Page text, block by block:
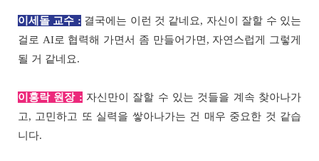
이세돌 교수 : 결국에는 이런 것 같네요, 자신이 잘할 수 있는
걸로 AI로 협력해 가면서 좀 만들어가면, 자연스럽게 그렇게
될 거 같네요.
이홍락 원장 : 자신만이 잘할 수 있는 것들을 계속 찾아나가
고, 고민하고 또 실력을 쌓아나가는 건 매우 중요한 것 같습
니다.